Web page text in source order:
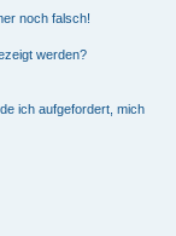
noch falsch!
werden?
ich aufgefordert, mich